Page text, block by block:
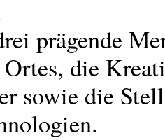
prägende
Ortes, die
sowie die